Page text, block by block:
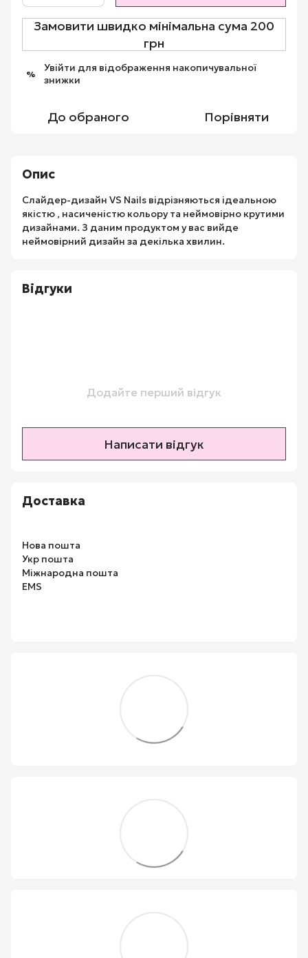
Замовити швидко мінімальна сума 200
грн
% Увійти для відображення накопичувальної
знижки
До обраного Порівняти
Опис
Слайдер-дизайн VS Nails відрізняються ідеальною
якістю , насиченістю кольору та неймовірно крутими
дизайнами. З даним продуктом у вас вийде
неймовірний дизайн за декілька хвилин.
Відгуки
Додайте перший відгук
Написати відгук
Доставка
Нова пошта
Укр пошта
Міжнародна пошта
EMS